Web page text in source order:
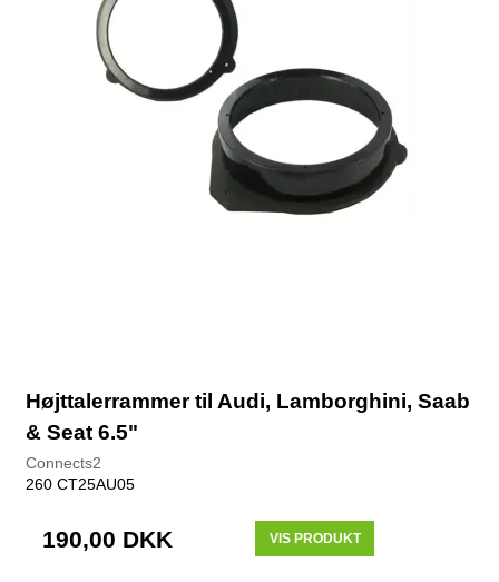
Højttalerrammer til Audi, Lamborghini, Saab
& Seat 6.5"
Connects2
260 CT25AU05
190,00 DKK VIS PRODUKT